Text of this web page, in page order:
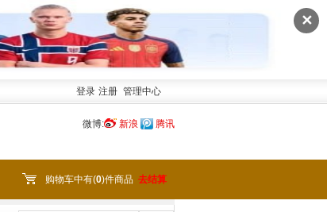
✕
登录 注册 管理中心
微博: 新浪 腾讯
购物车中有(0)件商品 去结算